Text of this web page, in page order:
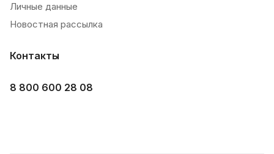
Личные данные
Новостная рассылка
Контакты
8 800 600 28 08